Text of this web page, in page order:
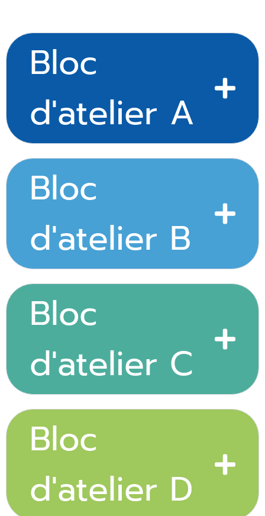
Bloc
d'atelier A
Bloc
d'atelier B
Bloc
d'atelier C
Bloc
d'atelier D